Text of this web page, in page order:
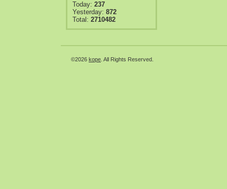
Today: 237
Yesterday: 872
Total: 2710482
©2026 kope . All Rights Reserved.